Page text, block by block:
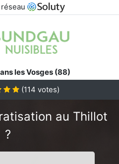
les Vosges (88)
(114 votes)
au Thillot
?